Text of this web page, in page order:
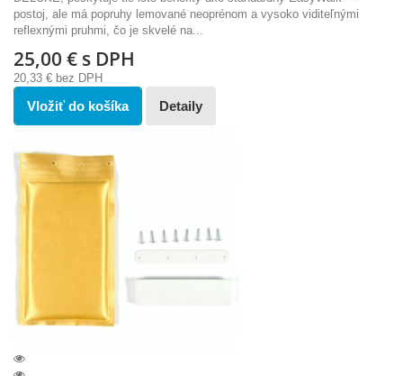
postoj, ale má popruhy lemované neoprénom a vysoko viditeľnými
reflexnými pruhmi, čo je skvelé na...
25,00 € s DPH
20,33 € bez DPH
Vložiť do košíka Detaily